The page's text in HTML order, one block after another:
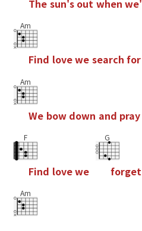
The sun's out when we'
Am
Find lovewe search for
Am
We bow down and pray
F
Find lovewe
G
forget
Am